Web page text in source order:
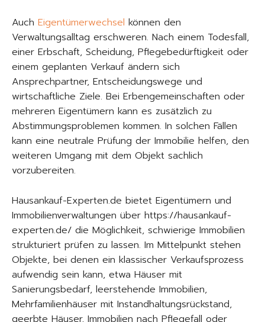
Auch Eigentümerwechsel können den
Verwaltungsalltag erschweren. Nach einem Todesfall,
einer Erbschaft, Scheidung, Pflegebedürftigkeit oder
einem geplanten Verkauf ändern sich
Ansprechpartner, Entscheidungswege und
wirtschaftliche Ziele. Bei Erbengemeinschaften oder
mehreren Eigentümern kann es zusätzlich zu
Abstimmungsproblemen kommen. In solchen Fällen
kann eine neutrale Prüfung der Immobilie helfen, den
weiteren Umgang mit dem Objekt sachlich
vorzubereiten.
Hausankauf-Experten.de bietet Eigentümern und
Immobilienverwaltungen über https://hausankauf-
experten.de/ die Möglichkeit, schwierige Immobilien
strukturiert prüfen zu lassen. Im Mittelpunkt stehen
Objekte, bei denen ein klassischer Verkaufsprozess
aufwendig sein kann, etwa Häuser mit
Sanierungsbedarf, leerstehende Immobilien,
Mehrfamilienhäuser mit Instandhaltungsrückstand,
geerbte Häuser, Immobilien nach Pflegefall oder